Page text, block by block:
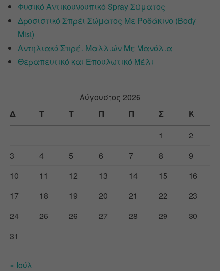
Φυσικό Αντικουνουπικό Spray Σώματος
Δροσιστικό Σπρέι Σώματος Με Ροδάκινο (Body
Mist)
Αντηλιακό Σπρέι Μαλλιών Με Μανόλια
Θεραπευτικό και Επουλωτικό Μέλι
Αύγουστος 2026
Δ
Τ Τ Π Π Σ
Κ
1
2
3
4 5 6 7 8
9
10
11 12 13 14 15
16
17
18 19 20 21 22
23
24
25 26 27 28 29
30
31
« Ιούλ